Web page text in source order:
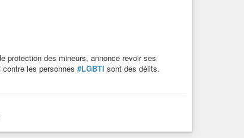
protection des mineurs, annonce revoir ses
contre les personnes #LGBTI sont des délits.